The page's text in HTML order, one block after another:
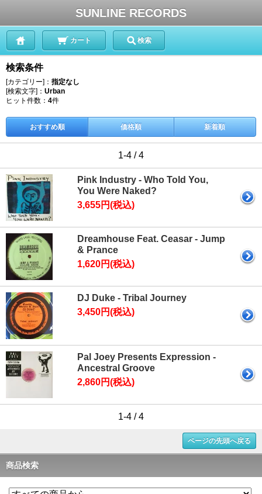
SUNLINE RECORDS
カート 検索
検索条件
[カテゴリー]： 指定なし
[検索文字]： Urban
ヒット件数： 4件
おすすめ順 価格順 新着順
1-4 / 4
Pink Industry - Who Told You,
You Were Naked?
3,655円(税込)
Dreamhouse Feat. Ceasar - Jump
& Prance
1,620円(税込)
DJ Duke - Tribal Journey
3,450円(税込)
Pal Joey Presents Expression -
Ancestral Groove
2,860円(税込)
1-4 / 4
ページの先頭へ戻る
商品検索